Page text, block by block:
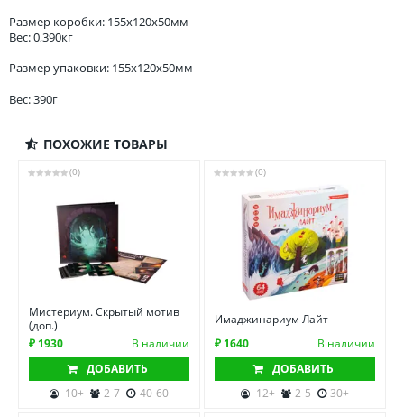
Размер коробки: 155x120x50мм
Вес: 0,390кг
Размер упаковки: 155x120x50мм
Вес: 390г
ПОХОЖИЕ ТОВАРЫ
(0)
Мистериум. Скрытый мотив
(доп.)
₽ 1930
В наличии
ДОБАВИТЬ
10+
2-7 40-60
(0)
Имаджинариум Лайт
₽ 1640
В наличии
ДОБАВИТЬ
12+
2-5 30+